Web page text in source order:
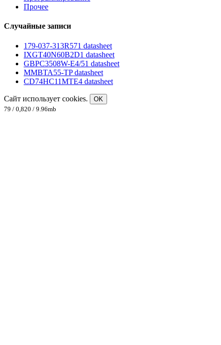
Прочее
Случайные записи
179-037-313R571 datasheet
IXGT40N60B2D1 datasheet
GBPC3508W-E4/51 datasheet
MMBTA55-TP datasheet
CD74HC11MTE4 datasheet
Сайт использует cookies.
OK
79 / 0,820 / 9.96mb